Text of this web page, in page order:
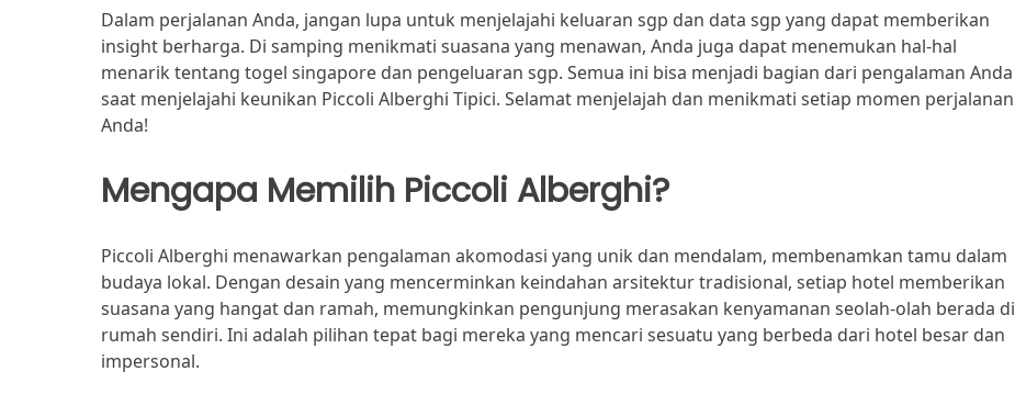
Dalam perjalanan Anda, jangan lupa untuk menjelajahi keluaran sgp dan data sgp yang dapat memberikan
insight berharga. Di samping menikmati suasana yang menawan, Anda juga dapat menemukan hal-hal
menarik tentang togel singapore dan pengeluaran sgp. Semua ini bisa menjadi bagian dari pengalaman Anda
saat menjelajahi keunikan Piccoli Alberghi Tipici. Selamat menjelajah dan menikmati setiap momen perjalanan
Anda!
Mengapa Memilih Piccoli Alberghi?
Piccoli Alberghi menawarkan pengalaman akomodasi yang unik dan mendalam, membenamkan tamu dalam
budaya lokal. Dengan desain yang mencerminkan keindahan arsitektur tradisional, setiap hotel memberikan
suasana yang hangat dan ramah, memungkinkan pengunjung merasakan kenyamanan seolah-olah berada di
rumah sendiri. Ini adalah pilihan tepat bagi mereka yang mencari sesuatu yang berbeda dari hotel besar dan
impersonal.